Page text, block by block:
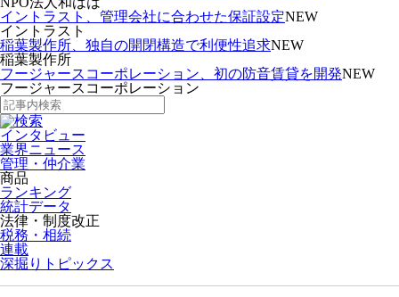
イントラスト、管理会社に合わせた保証設定NEW
イントラスト
稲葉製作所、独自の開閉構造で利便性追求NEW
稲葉製作所
フージャースコーポレーション、初の防音賃貸を開発NEW
フージャースコーポレーション
インタビュー
業界ニュース
管理・仲介業
商品
ランキング
統計データ
法律・制度改正
税務・相続
連載
深掘りトピックス